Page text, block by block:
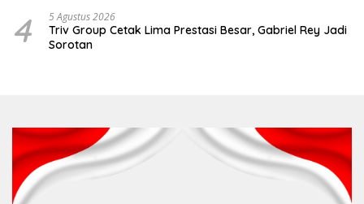
4 5 Agustus 2026
Triv Group Cetak Lima Prestasi Besar, Gabriel Rey Jadi
Sorotan